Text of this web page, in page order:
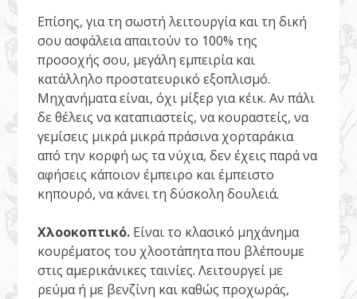
Επίσης, για τη σωστή λειτουργία και τη δική
σου ασφάλεια απαιτούν το 100% της
προσοχής σου, μεγάλη εμπειρία και
κατάλληλο προστατευρικό εξοπλισμό.
Μηχανήματα είναι, όχι μίξερ για κέικ. Αν πάλι
δε θέλεις να καταπιαστείς, να κουραστείς, να
γεμίσεις μικρά μικρά πράσινα χορταράκια
από την κορφή ως τα νύχια, δεν έχεις παρά να
αφήσεις κάποιον έμπειρο και έμπειστο
κηπουρό, να κάνει τη δύσκολη δουλειά.
Χλοοκοπτικό. Είναι το κλασικό μηχάνημα
κουρέματος του χλοοτάπητα που βλέπουμε
στις αμερικάνικες ταινίες. Λειτουργεί με
ρεύμα ή με βενζίνη και καθώς προχωράς,